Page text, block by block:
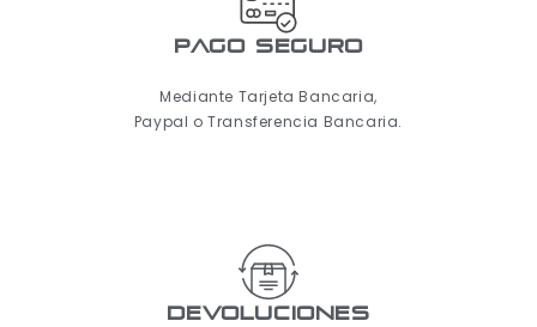
pago seguro
Mediante Tarjeta Bancaria,
Paypal o Transferencia Bancaria.
Devoluciones